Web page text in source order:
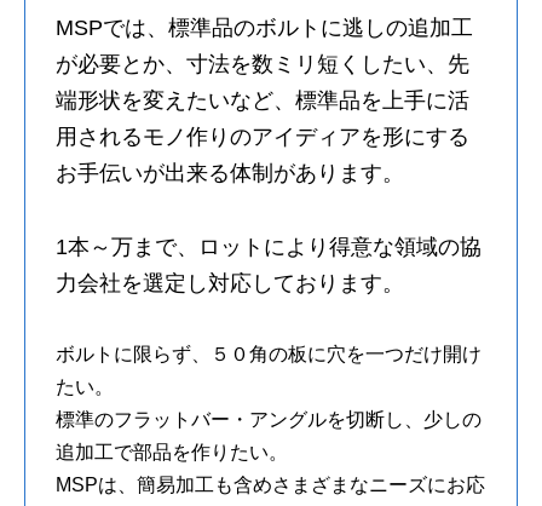
MSPでは、標準品のボルトに逃しの追加工
が必要とか、寸法を数ミリ短くしたい、先
端形状を変えたいなど、標準品を上手に活
用されるモノ作りのアイディアを形にする
お手伝いが出来る体制があります。
1本～万まで、ロットにより得意な領域の協
力会社を選定し対応しております。
ボルトに限らず、５０角の板に穴を一つだけ開け
たい。
標準のフラットバー・アングルを切断し、少しの
追加工で部品を作りたい。
MSPは、簡易加工も含めさまざまなニーズにお応